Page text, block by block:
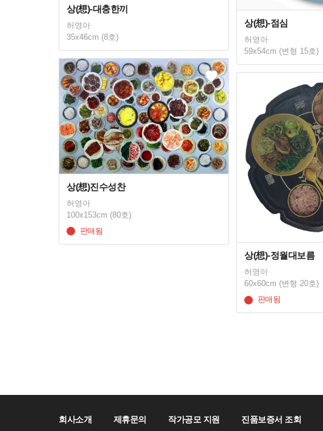
상(想)-점심
허영아
59x54cm (변형 15호)
상(想)-대충한끼
허영아
35x46cm (8호)
상(想)진수성찬
허영아
100x153cm (80호)
판매됨
상(想)-정월대보름
허영아
60x60cm (변형 20호)
판매됨
회사소개 제휴문의 작가공모 지원 진품보증서 조회